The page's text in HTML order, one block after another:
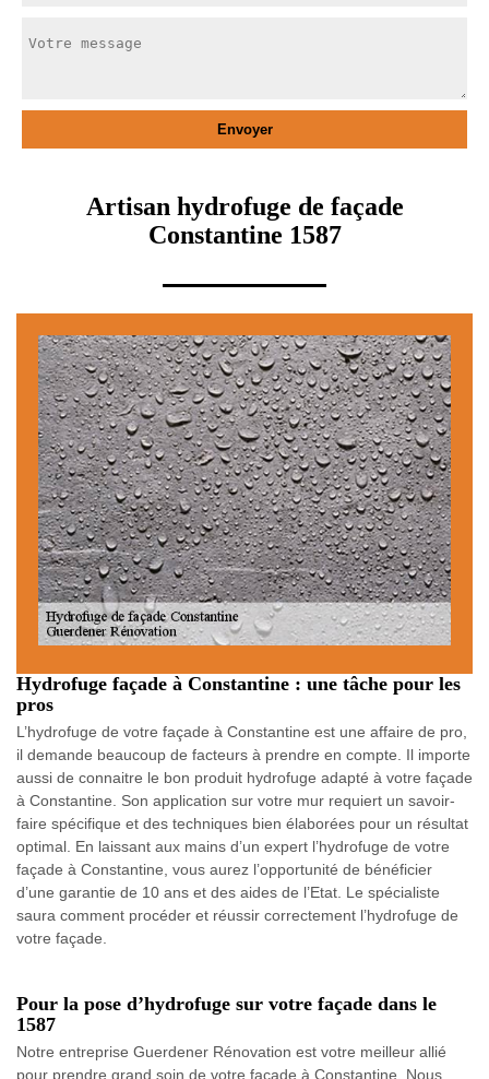
Artisan hydrofuge de façade
Constantine 1587
Hydrofuge façade à Constantine : une tâche pour les
pros
L’hydrofuge de votre façade à Constantine est une affaire de pro,
il demande beaucoup de facteurs à prendre en compte. Il importe
aussi de connaitre le bon produit hydrofuge adapté à votre façade
à Constantine. Son application sur votre mur requiert un savoir-
faire spécifique et des techniques bien élaborées pour un résultat
optimal. En laissant aux mains d’un expert l’hydrofuge de votre
façade à Constantine, vous aurez l’opportunité de bénéficier
d’une garantie de 10 ans et des aides de l’Etat. Le spécialiste
saura comment procéder et réussir correctement l’hydrofuge de
votre façade.
Pour la pose d’hydrofuge sur votre façade dans le
1587
Notre entreprise Guerdener Rénovation est votre meilleur allié
pour prendre grand soin de votre façade à Constantine. Nous